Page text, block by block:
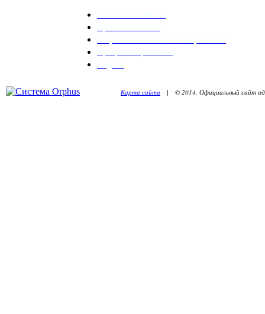
Карта сайта | © 2014. Официальный сайт